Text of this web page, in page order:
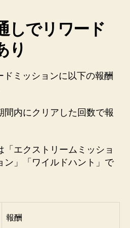
しでリワード
り
ドミッションに以下の報酬
間内にクリアした回数で報
エクストリームミッショ
ン」「ワイルドハント」で
報酬